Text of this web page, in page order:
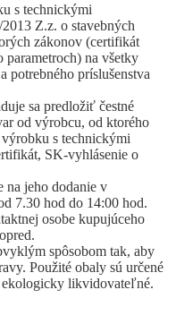
s technickými
Z.z. o stavebných
zákonov (certifikát
na všetky
potrebného príslušenstva
sa predložiť čestné
od výrobcu, od ktorého
s technickými
SK-vyhlásenie o
na jeho dodanie v
7.30 hod do 14:00 hod.
osobe kupujúceho
spôsobom tak, aby
Použité obaly sú určené
ekologicky likvidovateľné.